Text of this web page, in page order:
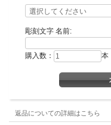
彫刻文字 名前:
購入数： 本
返品についての詳細はこちら